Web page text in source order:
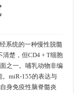
系统的一种慢性脱髓
楚，但CD4 + T细胞
之一。哺乳动物非编
。miR-155的表达与
身免疫性脑脊髓炎